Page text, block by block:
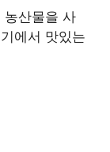
농산물을 사
에서 맛있는